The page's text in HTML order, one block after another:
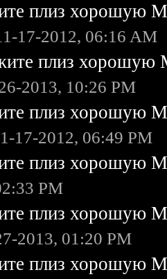
плиз хорошую
17-2012, 06:16 AM
плиз хорошую
2013, 10:26 PM
плиз хорошую
17-2012, 06:49 PM
плиз хорошую
PM
плиз хорошую
2013, 01:20 PM
плиз хорошую